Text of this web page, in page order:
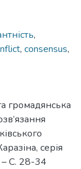
,
, consensus,
громадянська
серія
– С. 28-34